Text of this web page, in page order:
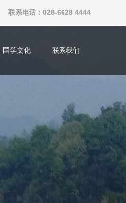
联系电话：028-6628 4444
国学文化 联系我们